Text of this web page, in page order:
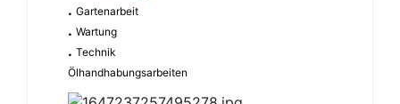
. Gartenarbeit
. Wartung
. Technik
Ölhandhabungsarbeiten